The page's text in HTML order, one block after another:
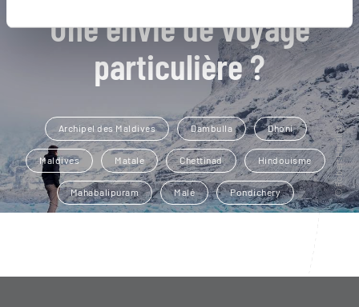
Une envie de voyage
particulière ?
Archipel des Maldives Dambulla Dhoni
Maldives Matale Chettinad Hindouisme
Mahabalipuram Malé Pondichery